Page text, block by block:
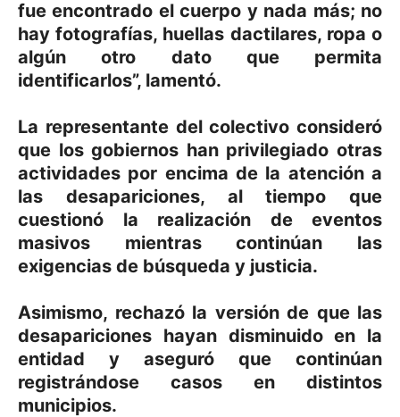
fue encontrado el cuerpo y nada más; no
hay fotografías, huellas dactilares, ropa o
algún otro dato que permita
identificarlos”, lamentó.
La representante del colectivo consideró
que los gobiernos han privilegiado otras
actividades por encima de la atención a
las desapariciones, al tiempo que
cuestionó la realización de eventos
masivos mientras continúan las
exigencias de búsqueda y justicia.
Asimismo, rechazó la versión de que las
desapariciones hayan disminuido en la
entidad y aseguró que continúan
registrándose casos en distintos
municipios.